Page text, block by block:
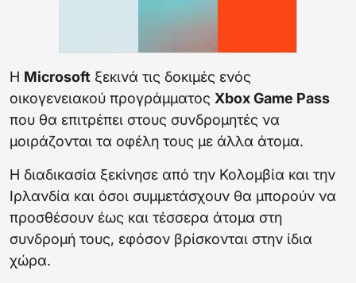
H Microsoft ξεκινά τις δοκιμές ενός
οικογενειακού προγράμματος Xbox Game Pass
που θα επιτρέπει στους συνδρομητές να
μοιράζονται τα οφέλη τους με άλλα άτομα.
Η διαδικασία ξεκίνησε από την Κολομβία και την
Ιρλανδία και όσοι συμμετάσχουν θα μπορούν να
προσθέσουν έως και τέσσερα άτομα στη
συνδρομή τους, εφόσον βρίσκονται στην ίδια
χώρα.